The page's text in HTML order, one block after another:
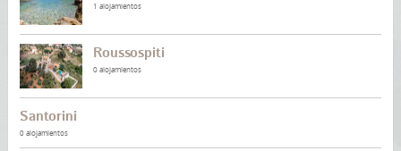
1 alojamientos
Roussospiti
0 alojamientos
Santorini
0 alojamientos